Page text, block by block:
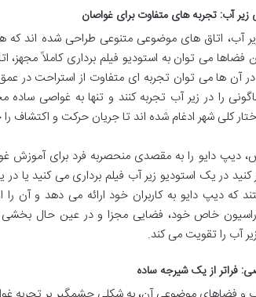
آب: تجربه های متفاوت برای غواصان
آب، اتاق های موضوعی متنوعی طراحی شده اند که
فضاها می توان به استودیو فیلم برداری کاملاً مجهز،
آن ها می توان تجربه ای متفاوت از استراحت در
را در زیر آب تجربه کنند و تنها به غواصی
کلی شهر ادغام شده اند تا جریان حرکت و اکتشاف
دیپ دایو را به مقصدی منحصربه فرد برای آموزش
در یک استودیو زیر آب فیلم برداری می کنید یا در
که دیپ دایو به کاربران خود ارائه می دهد و آن را
خاص خود، فضایی مجزا و در عین حال
آب را تقویت می کند.
فراتر از یک شیرجه ساده